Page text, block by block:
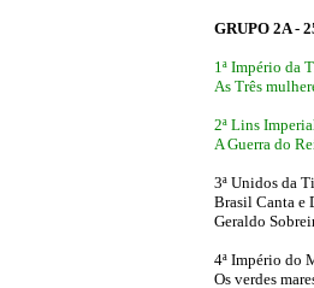
GRUPO 2A -
1ª Império da
As Três
2ª Lins
A Guerra do
3ª Unidos da
Brasil Canta e
Geraldo
4ª Império do
Os verdes